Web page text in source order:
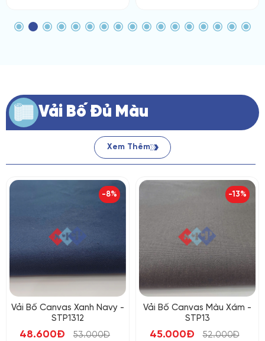
Vải Bố Đủ Màu
Xem Thêm
Vải Bố Canvas Xanh Navy -
STP1312
48.600Đ 53.000Đ
-8%
Vải Bố Canvas Màu Xám -
STP13
45.000Đ 52.000Đ
-13%